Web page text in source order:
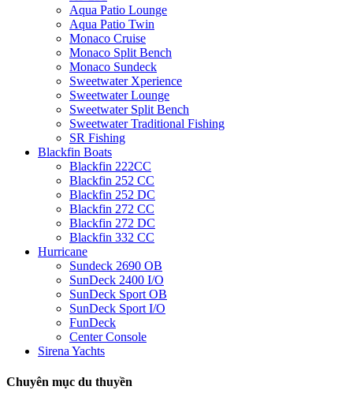
Aqua Patio Lounge
Aqua Patio Twin
Monaco Cruise
Monaco Split Bench
Monaco Sundeck
Sweetwater Xperience
Sweetwater Lounge
Sweetwater Split Bench
Sweetwater Traditional Fishing
SR Fishing
Blackfin Boats
Blackfin 222CC
Blackfin 252 CC
Blackfin 252 DC
Blackfin 272 CC
Blackfin 272 DC
Blackfin 332 CC
Hurricane
Sundeck 2690 OB
SunDeck 2400 I/O
SunDeck Sport OB
SunDeck Sport I/O
FunDeck
Center Console
Sirena Yachts
Chuyên mục du thuyền